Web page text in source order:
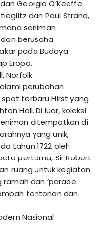
Georgia O’Keeffe
dan Paul Strand,
seniman
berusaha
pada Budaya
Eropa.
Norfolk
perubahan
terbaru Hirst yang
Hall. Di luar, koleksi
ditempatkan di
yang unik,
tahun 1722 oleh
pertama, Sir Robert
ruang untuk kegiatan
ramah dan ‘parade
tontonan dan
Nasional